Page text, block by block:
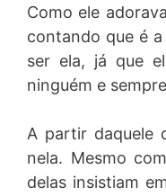
Como ele
contando que é
ser ela, já que
ninguém e
A partir daquele
nela. Mesmo
delas insistiam